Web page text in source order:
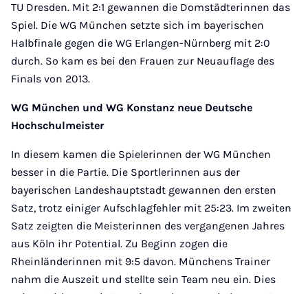
TU Dresden. Mit 2:1 gewannen die Domstädterinnen das
Spiel. Die WG München setzte sich im bayerischen
Halbfinale gegen die WG Erlangen-Nürnberg mit 2:0
durch. So kam es bei den Frauen zur Neuauflage des
Finals von 2013.
WG München und WG Konstanz neue Deutsche
Hochschulmeister
In diesem kamen die Spielerinnen der WG München
besser in die Partie. Die Sportlerinnen aus der
bayerischen Landeshauptstadt gewannen den ersten
Satz, trotz einiger Aufschlagfehler mit 25:23. Im zweiten
Satz zeigten die Meisterinnen des vergangenen Jahres
aus Köln ihr Potential. Zu Beginn zogen die
Rheinländerinnen mit 9:5 davon. Münchens Trainer
nahm die Auszeit und stellte sein Team neu ein. Dies